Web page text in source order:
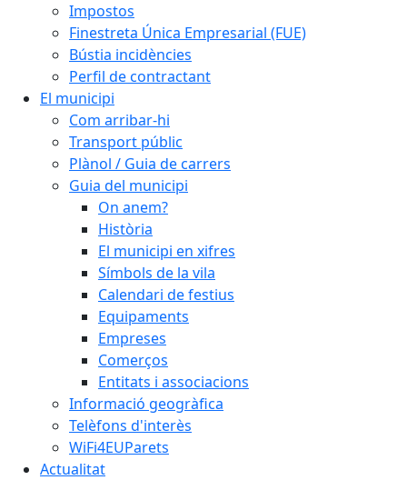
Impostos
Finestreta Única Empresarial (FUE)
Bústia incidències
Perfil de contractant
El municipi
Com arribar-hi
Transport públic
Plànol / Guia de carrers
Guia del municipi
On anem?
Història
El municipi en xifres
Símbols de la vila
Calendari de festius
Equipaments
Empreses
Comerços
Entitats i associacions
Informació geogràfica
Telèfons d'interès
WiFi4EUParets
Actualitat